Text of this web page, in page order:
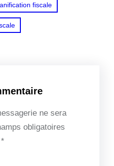
fiscale
ne sera
obligatoires
*